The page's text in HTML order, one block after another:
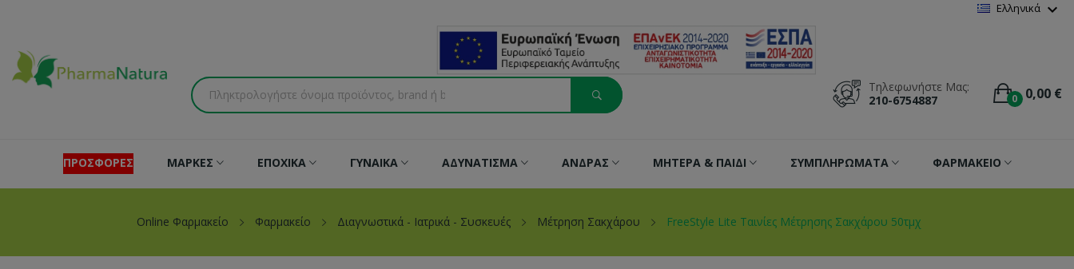
Ελληνικά expand_more
0 0,00 €
Τηλεφωνήστε Μας:
210-6754887
ΠΡΟΣΦΟΡΕΣ ΜΑΡΚΕΣ ΕΠΟΧΙΚΑ ΓΥΝΑΙΚΑ ΑΔΥΝΑΤΙΣΜΑ ΑΝΔΡΑΣ ΜΗΤΕΡΑ & ΠΑΙΔΙ ΣΥΜΠΛΗΡΩΜΑΤΑ ΦΑΡΜΑΚΕΙΟ
Online Φαρμακείο Φαρμακείο Διαγνωστικά - Ιατρικά - Συσκευές Μέτρηση Σακχάρου FreeStyle Lite Ταινίες Μέτρησης Σακχάρου 50τμχ